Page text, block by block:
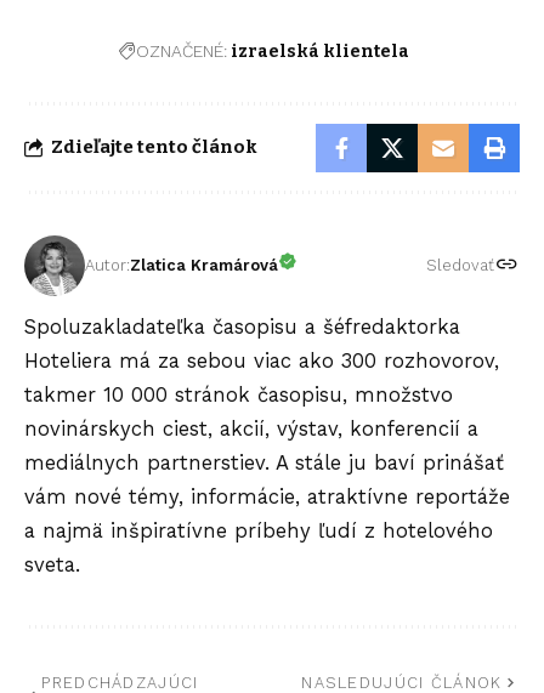
OZNAČENÉ: izraelská klientela
Zdieľajte tento článok
Autor:Zlatica Kramárová Sledovať
Spoluzakladateľka časopisu a šéfredaktorka
Hoteliera má za sebou viac ako 300 rozhovorov,
takmer 10 000 stránok časopisu, množstvo
novinárskych ciest, akcií, výstav, konferencií a
mediálnych partnerstiev. A stále ju baví prinášať
vám nové témy, informácie, atraktívne reportáže
a najmä inšpiratívne príbehy ľudí z hotelového
sveta.
PREDCHÁDZAJÚCI
NASLEDUJÚCI ČLÁNOK